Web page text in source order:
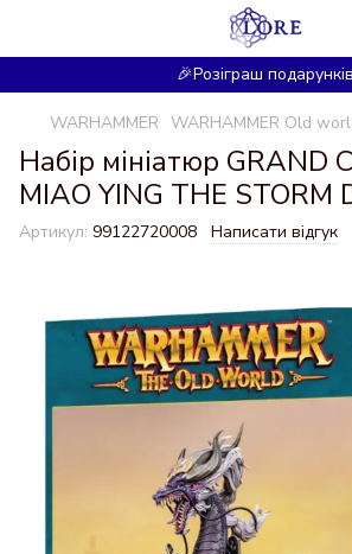
🎉Розіграш подарунків
WARHAMMER WARHAMMER Old
Набір мініатюр GRAND
MIAO YING THE STORM
Артикул: 99122720008 Написати відгук